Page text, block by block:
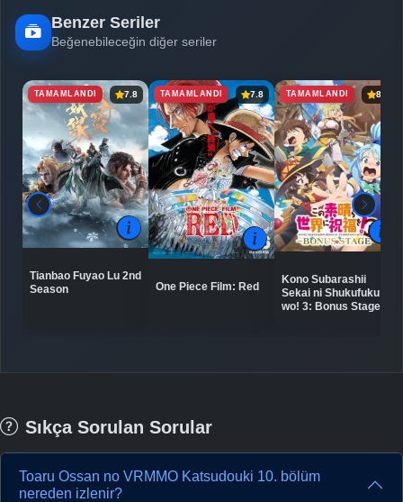
Benzer Seriler
Beğenebileceğin diğer seriler
TAMAMLANDI 7.8
Tianbao Fuyao Lu 2nd
Season
TAMAMLANDI 7.8
One Piece Film: Red
TAMAMLANDI 8.2
Kono Subarashii
Sekai ni Shukufuku
wo! 3: Bonus Stage
Sıkça Sorulan Sorular
Toaru Ossan no VRMMO Katsudouki 10. bölüm
nereden izlenir?